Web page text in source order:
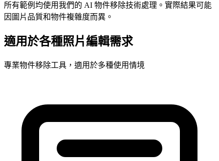
所有範例均使用我們的 AI 物件移除技術處理。實際結果可能
因圖片品質和物件複雜度而異。
適用於各種照片編輯需求
專業物件移除工具，適用於多種使用情境